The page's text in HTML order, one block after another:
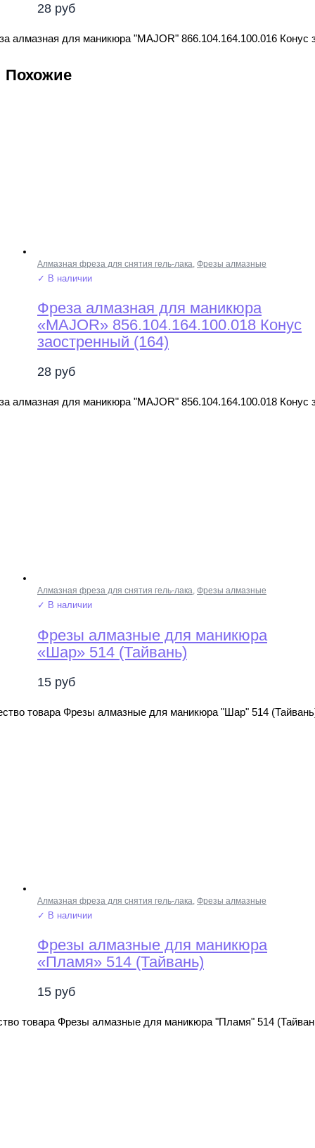
28 руб
алмазная для маникюра "MAJOR" 866.104.164.100.016 Конус
Похожие
Алмазная фреза для снятия гель-лака, Фрезы алмазные
✓ В наличии
Фреза алмазная для маникюра
«MAJOR» 856.104.164.100.018 Конус
заостренный (164)
28 руб
алмазная для маникюра "MAJOR" 856.104.164.100.018 Конус
Алмазная фреза для снятия гель-лака, Фрезы алмазные
✓ В наличии
Фрезы алмазные для маникюра
«Шар» 514 (Тайвань)
15 руб
товара Фрезы алмазные для маникюра "Шар" 514
Алмазная фреза для снятия гель-лака Фрезы алмазные
✓ В наличии
Фрезы алмазные для маникюра
«Пламя» 514 (Тайвань)
15 руб
товара Фрезы алмазные для маникюра "Пламя" 514